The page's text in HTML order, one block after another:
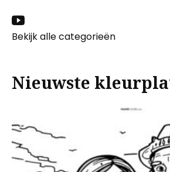
Bekijk alle categorieën
Nieuwste